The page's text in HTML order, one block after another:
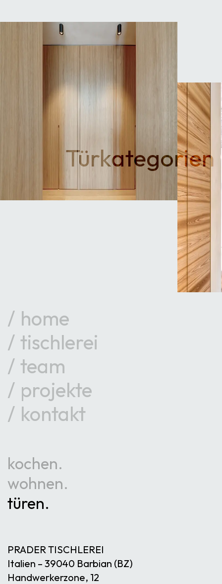
Andere
Türkategorien
home
tischlerei
team
projekte
kontakt
kochen
wohnen
türen
PRADER TISCHLEREI
Italien – 39040 Barbian (BZ)
Handwerkerzone, 12